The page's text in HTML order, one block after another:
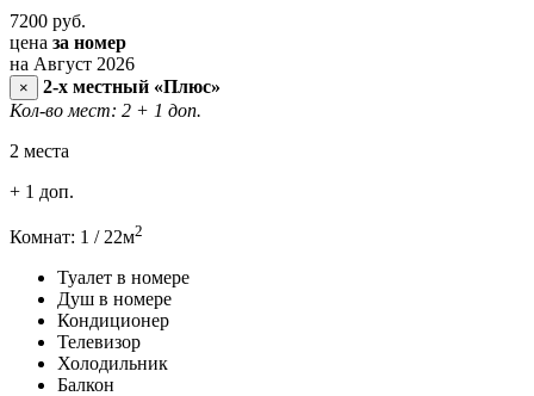
7200 руб.
цена за номер
на Август 2026
×
2-х местный «Плюс»
Кол-во мест: 2 + 1 доп.
2 места
+ 1 доп.
Комнат: 1 / 22м2
Туалет в номере
Душ в номере
Кондиционер
Телевизор
Холодильник
Балкон